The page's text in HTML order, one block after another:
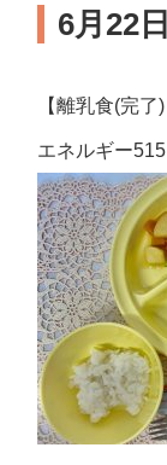
6月22
【離乳食(完了)
エネルギー